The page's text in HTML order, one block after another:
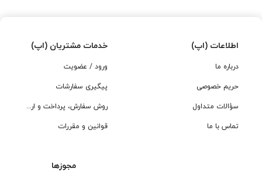
اطلاعات (اپ)
درباره ما
حریم خصوصی
سؤالات متداول
تماس با ما
خدمات مشتریان (اپ)
ورود / عضویت
پیگیری سفارشات
روش سفارش، پرداخت و ارسال
قوانین و مقررات
مجوزها